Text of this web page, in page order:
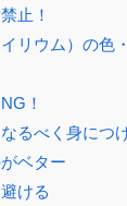
止！
リウム）の色
！
るべく身につ
ベター
ける